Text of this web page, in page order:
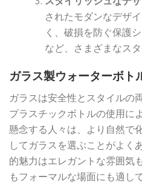
されたモダンなデザ
く、破損を防ぐ保護
など、さまざまなス
ガラス製ウォーターボト
ガラスは安全性とスタイルの
プラスチックボトルの使用に
懸念する人々は、より自然で
してガラスを選ぶことがよく
的魅力はエレガントな雰囲気
もフォーマルな場面にも適し